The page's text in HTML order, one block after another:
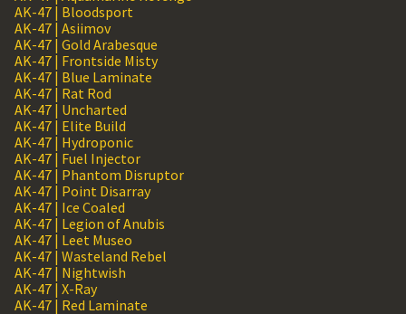
AK-47 | Bloodsport
AK-47 | Asiimov
AK-47 | Gold Arabesque
AK-47 | Frontside Misty
AK-47 | Blue Laminate
AK-47 | Rat Rod
AK-47 | Uncharted
AK-47 | Elite Build
AK-47 | Hydroponic
AK-47 | Fuel Injector
AK-47 | Phantom Disruptor
AK-47 | Point Disarray
AK-47 | Ice Coaled
AK-47 | Legion of Anubis
AK-47 | Leet Museo
AK-47 | Wasteland Rebel
AK-47 | Nightwish
AK-47 | X-Ray
AK-47 | Red Laminate